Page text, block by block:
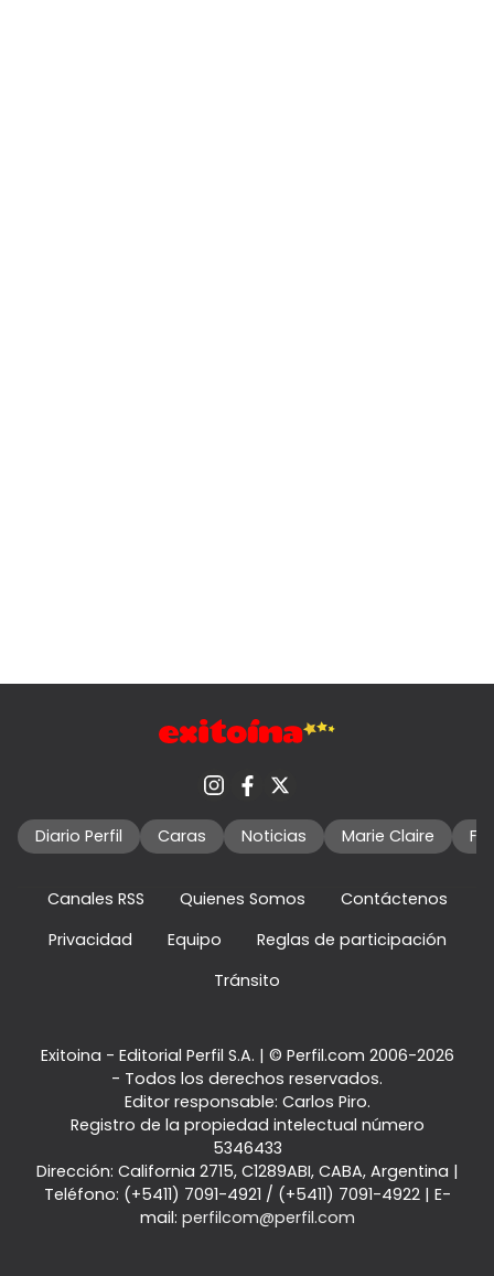
Diario Perfil Caras Noticias Marie Claire
Canales RSS Quienes Somos
Contáctenos
Privacidad
Equipo
Reglas de participación
Tránsito
Exitoina - Editorial Perfil S.A. | © Perfil.com 2006-2026
- Todos los derechos reservados.
Editor responsable: Carlos Piro.
Registro de la propiedad intelectual número
5346433
Dirección: California 2715, C1289ABI, CABA, Argentina |
Teléfono: (+5411) 7091-4921 / (+5411) 7091-4922| E-
mail: perfilcom@perfil.com